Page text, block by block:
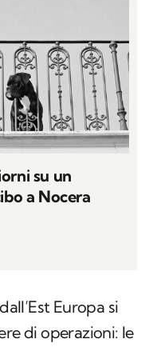
su un
a Nocera
Europa si
di operazioni: le